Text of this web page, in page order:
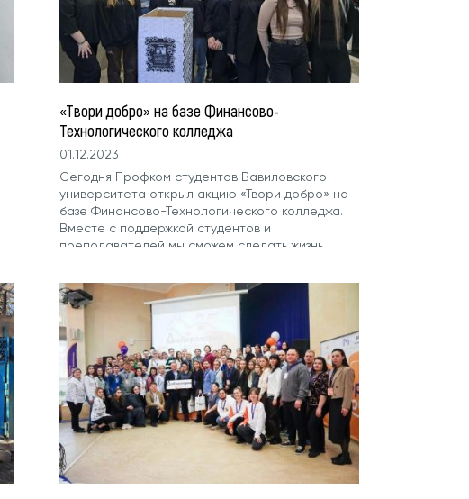
«Твори добро» на базе Финансово-
Технологического колледжа
01.12.2023
Сегодня Профком студентов Вавиловского
университета открыл акцию «Твори добро» на
базе Финансово-Технологического колледжа.
Вместе с поддержкой студентов и
преподавателей мы сможем сделать жизнь
может сделать свой маленький вклад в такое
больше дело